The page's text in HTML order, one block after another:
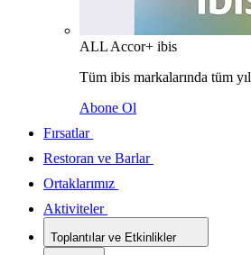
ALL Accor+ ibis
Tüm ibis markalarında tüm
Abone Ol
Fırsatlar
Restoran ve Barlar
Ortaklarımız
Aktiviteler
Toplantılar ve Etkinlikler